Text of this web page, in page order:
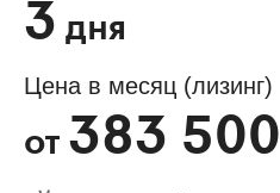
3 дня
Цена в месяц (лизинг)
от 383 500